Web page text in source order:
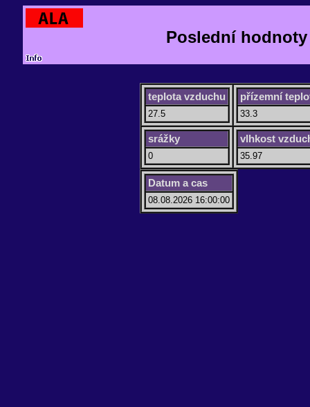
Poslední
teplota vzduchu
27.5
přízemní
33.3
srážky
0
vlhkost
35.97
Datum a cas
08.08.2026 16:00:00